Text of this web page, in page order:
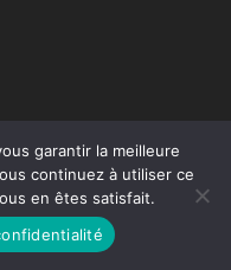
garantir la meilleure
continuez à utiliser ce
en êtes satisfait.